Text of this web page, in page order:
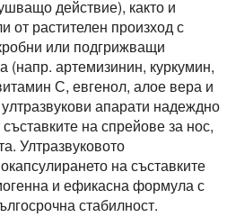
действие), както и
от растителен произход с
или подгрижващи
(напр. артемизинин, куркумин,
С, евгенол, алое вера и
апарати надеждно
на спрейове за нос,
Ултразвуковото
на съставките
и ефикасна формула с
стабилност.